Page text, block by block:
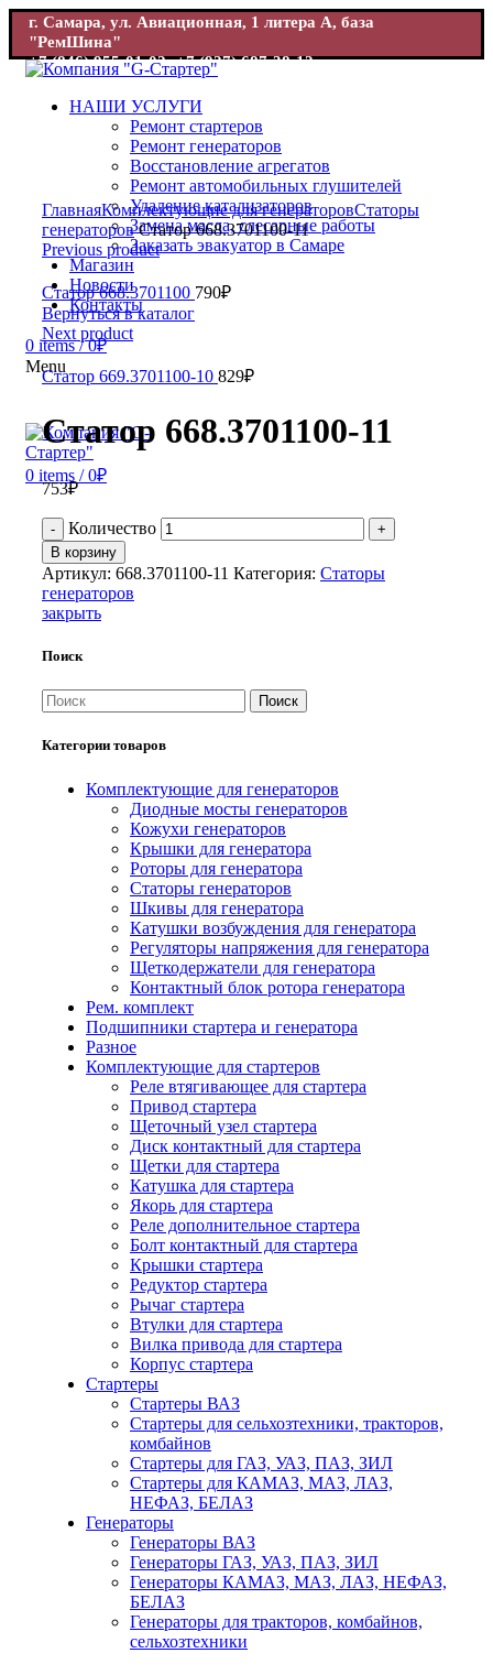
г. Самара, ул. Авиационная, 1 литера А, база
"РемШина"
+7 (846) 955-01-02; +7 (927) 687-38-12
г. Самара, ул. Авиационная, 1 база "РемШина"
01-02; +7 (927) 687-38-12
НАШИ УСЛУГИ
Ремонт стартеров
Ремонт генераторов
Восстановление агрегатов
Ремонт автомобильных глушителей
Удаление катализаторов
Замена масла, слесарные работы
Заказать эвакуатор в Самаре
Магазин
Новости
Контакты
0 items / 0₽
Menu
0 items / 0₽
Увеличить
ГлавнаяКомплектующие для генераторовСтаторы
генераторовСтатор 668.3701100-11
Previous product
Статор 668.3701100 790₽
Вернуться в каталог
Next product
Статор 669.3701100-10 829₽
Статор 668.3701100-11
753₽
Количество
В корзину
Артикул: 668.3701100-11 Категория: Статоры
генераторов
закрыть
Поиск
Поиск
Категории товаров
Комплектующие для генераторов
Диодные мосты генераторов
Кожухи генераторов
Крышки для генератора
Роторы для генератора
Статоры генераторов
Шкивы для генератора
Катушки возбуждения для генератора
Регуляторы напряжения для генератора
Щеткодержатели для генератора
Контактный блок ротора генератора
Рем. комплект
Подшипники стартера и генератора
Разное
Комплектующие для стартеров
Реле втягивающее для стартера
Привод стартера
Щеточный узел стартера
Диск контактный для стартера
Щетки для стартера
Катушка для стартера
Якорь для стартера
Реле дополнительное стартера
Болт контактный для стартера
Крышки стартера
Редуктор стартера
Рычаг стартера
Втулки для стартера
Вилка привода для стартера
Корпус стартера
Стартеры
Стартеры ВАЗ
Стартеры для сельхозтехники, тракторов,
комбайнов
Стартеры для ГАЗ, УАЗ, ПАЗ, ЗИЛ
Стартеры для КАМАЗ, МАЗ, ЛАЗ,
НЕФАЗ, БЕЛАЗ
Генераторы
Генераторы ВАЗ
Генераторы ГАЗ, УАЗ, ПАЗ, ЗИЛ
Генераторы КАМАЗ, МАЗ, ЛАЗ, НЕФАЗ,
БЕЛАЗ
Генераторы для тракторов, комбайнов,
сельхозтехники